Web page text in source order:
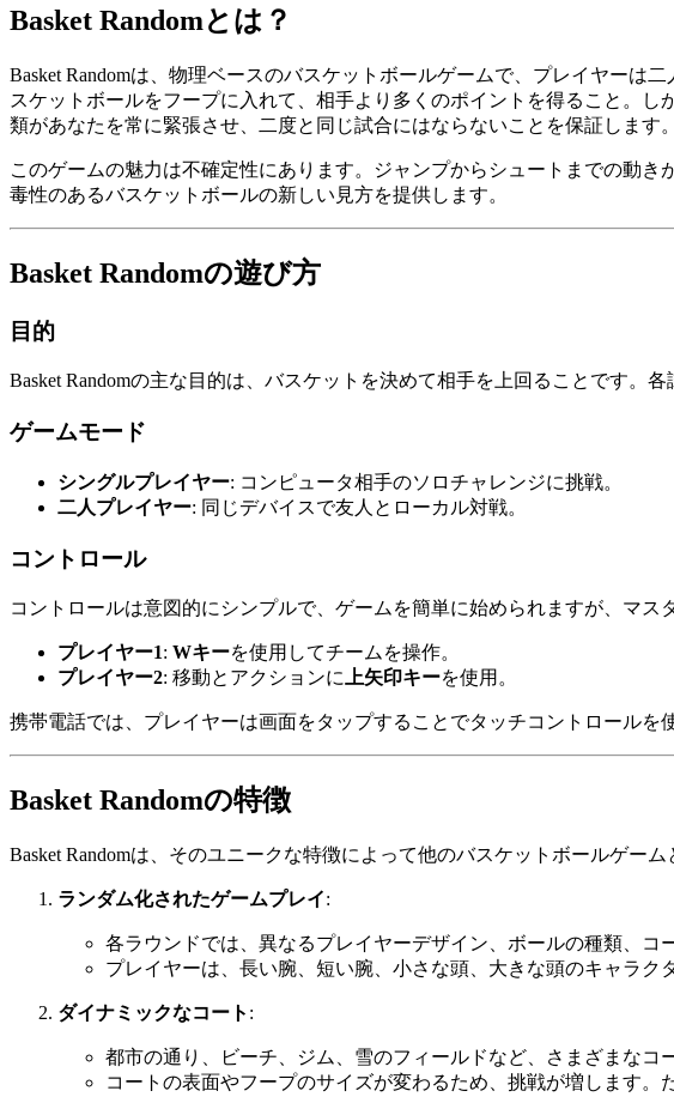
Basket Randomとは？
Basket Randomは、物理ベースのバスケットボールゲームで、プレイヤー
スケットボールをフープに入れて、相手より多くのポイントを得ること。
類があなたを常に緊張させ、二度と同じ試合にはならないことを保証します。
このゲームの魅力は不確定性にあります。ジャンプからシュートまでの動き
毒性のあるバスケットボールの新しい見方を提供します。
Basket Randomの遊び方
目的
Basket Randomの主な目的は、バスケットを決めて相手を上回ることです。
ゲームモード
シングルプレイヤー: コンピュータ相手のソロチャレンジに挑戦。
二人プレイヤー: 同じデバイスで友人とローカル対戦。
コントロール
コントロールは意図的にシンプルで、ゲームを簡単に始められますが、マス
プレイヤー1: Wキーを使用してチームを操作。
プレイヤー2: 移動とアクションに 上矢印キーを使用。
携帯電話では、プレイヤーは画面をタップすることでタッチコントロールを
Basket Randomの特徴
Basket Randomは、そのユニークな特徴によって他のバスケットボールゲーム
ランダム化されたゲームプレイ:
各ラウンドでは、異なるプレイヤーデザイン、ボールの種類、コ
プレイヤーは、長い腕、短い腕、小さな頭、大きな頭のキャラク
ダイナミックなコート :
都市の通り、ビーチ、ジム、雪のフィールドなど、さまざまなコ
コートの表面やフープのサイズが変わるため、挑戦が増します